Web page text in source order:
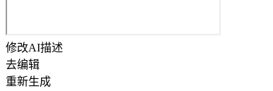
修改AI描述
去编辑
重新生成